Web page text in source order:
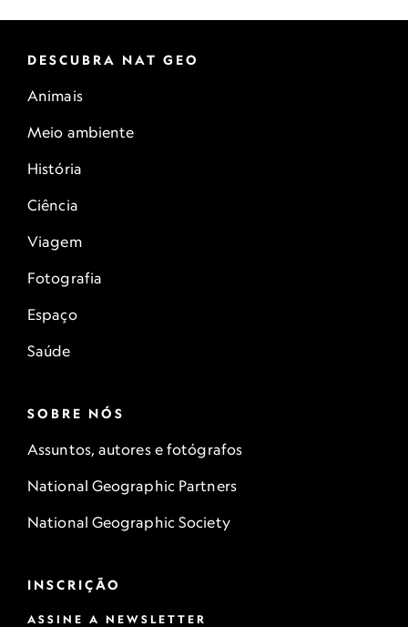
DESCUBRA NAT GEO
Animais
Meio ambiente
História
Ciência
Viagem
Fotografia
Espaço
Saúde
SOBRE NÓS
Assuntos, autores e fotógrafos
National Geographic Partners
National Geographic Society
INSCRIÇÃO
ASSINE A NEWSLETTER